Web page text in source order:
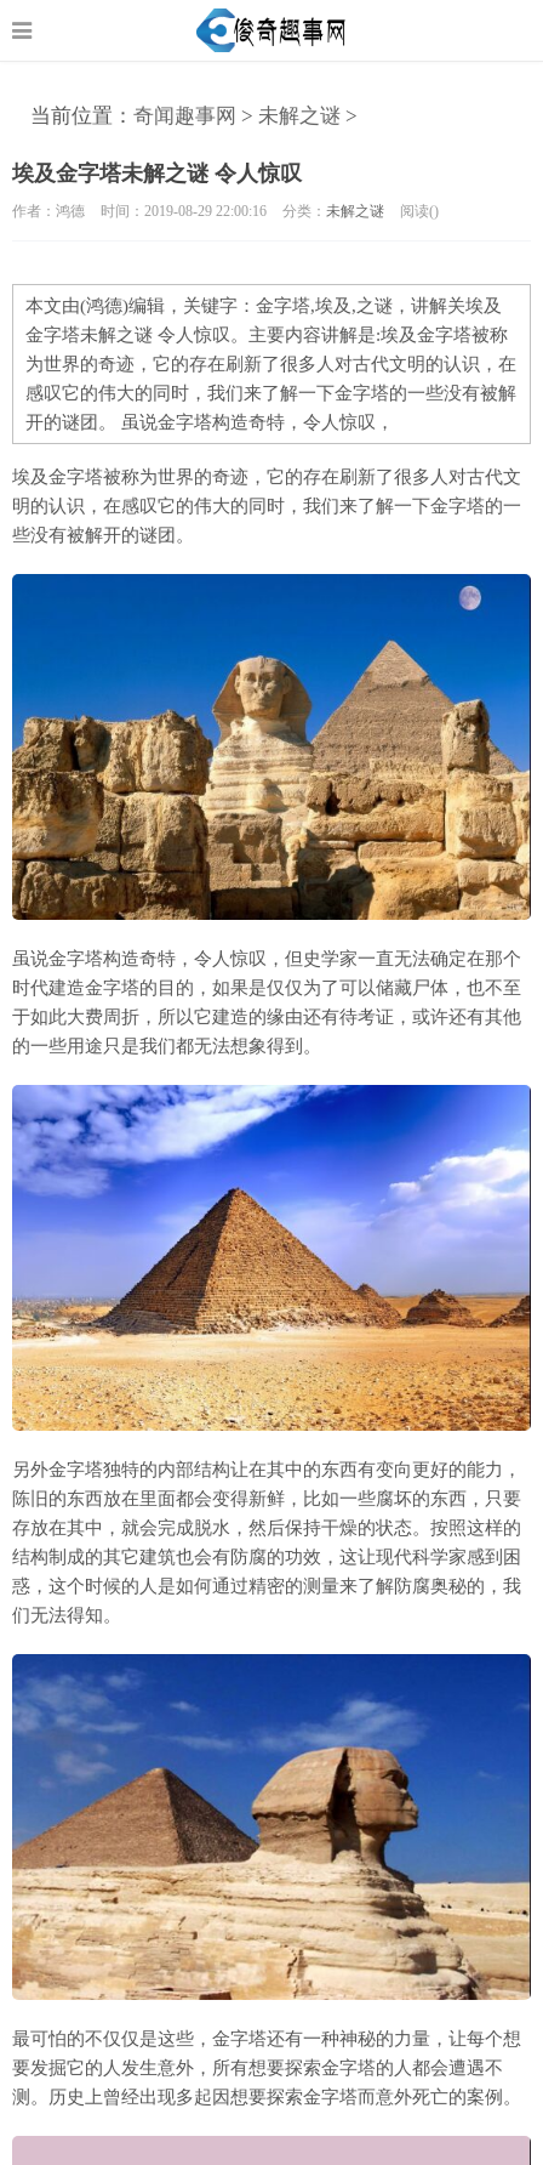
当前位置： 奇闻趣事网 > 未解之谜 >
埃及金字塔未解之谜 令人惊叹
作者：鸿德 时间：2019-08-29 22:00:16 分类： 未解之谜 阅读()
本文由(鸿德)编辑，关键字：金字塔,埃及,之谜，讲解关埃及
金字塔未解之谜 令人惊叹。主要内容讲解是:埃及金字塔被称
为世界的奇迹，它的存在刷新了很多人对古代文明的认识，在
感叹它的伟大的同时，我们来了解一下金字塔的一些没有被解
开的谜团。 虽说金字塔构造奇特，令人惊叹，
埃及金字塔被称为世界的奇迹，它的存在刷新了很多人对古代文
明的认识，在感叹它的伟大的同时，我们来了解一下金字塔的一
些没有被解开的谜团。
虽说金字塔构造奇特，令人惊叹，但史学家一直无法确定在那个
时代建造金字塔的目的，如果是仅仅为了可以储藏尸体，也不至
于如此大费周折，所以它建造的缘由还有待考证，或许还有其他
的一些用途只是我们都无法想象得到。
另外金字塔独特的内部结构让在其中的东西有变向更好的能力，
陈旧的东西放在里面都会变得新鲜，比如一些腐坏的东西，只要
存放在其中，就会完成脱水，然后保持干燥的状态。按照这样的
结构制成的其它建筑也会有防腐的功效，这让现代科学家感到困
惑，这个时候的人是如何通过精密的测量来了解防腐奥秘的，我
们无法得知。
最可怕的不仅仅是这些，金字塔还有一种神秘的力量，让每个想
要发掘它的人发生意外，所有想要探索金字塔的人都会遭遇不
测。历史上曾经出现多起因想要探索金字塔而意外死亡的案例。